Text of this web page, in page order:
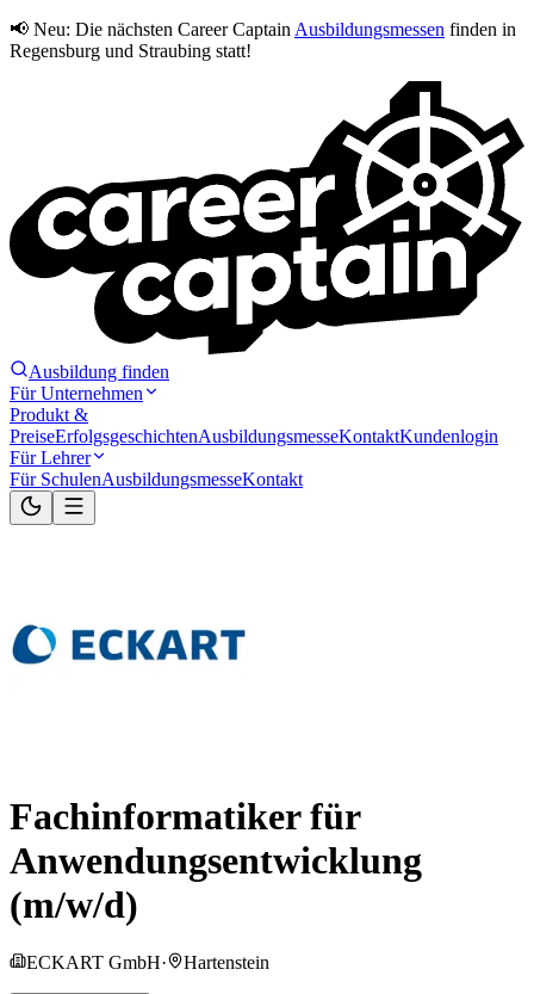
📢 Neu: Die nächsten Career Captain Ausbildungsmessen finden in
Regensburg und Straubing statt!
Ausbildung finden
Für Unternehmen
Produkt &
PreiseErfolgsgeschichtenAusbildungsmesseKontaktKundenlogin
Für Lehrer
Für SchulenAusbildungsmesseKontakt
Fachinformatiker für
Anwendungsentwicklung
(m/w/d)
ECKART GmbH· Hartenstein